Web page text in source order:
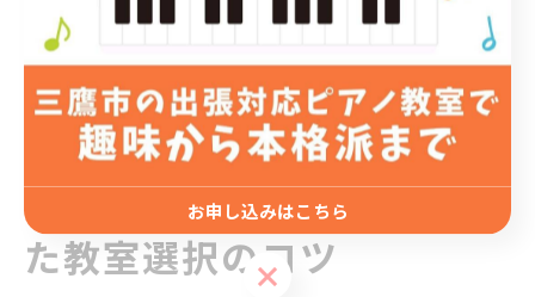
質問し、納得できる教室を選んでください。自分に合っ
た講師に出会うことで、ピアノの上達も楽しさも大きく
広がります。
子どもの成長段階に合わせ
た教室選択のコツ
お申し込みはこちら
お申し込みはこちら